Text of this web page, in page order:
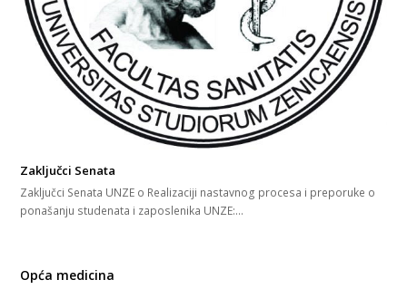
Zaključci Senata
Zaključci Senata UNZE o Realizaciji nastavnog procesa i preporuke o
ponašanju studenata i zaposlenika UNZE:…
Opća medicina